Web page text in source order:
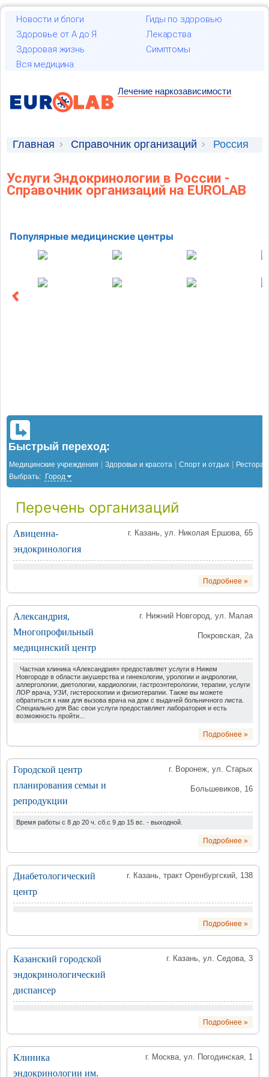
Новости и блоги
Гиды по здоровью
Здоровье от А до Я
Лекарства
Здоровая жизнь
Симптомы
Вся медицина
Лечение наркозависимости
Главная Справочник организаций Россия
Услуги Эндокринологии в России -
Справочник организаций на EUROLAB
Популярные медицинские центры
Быстрый переход:
Медицинские учреждения Здоровье и красота Спорт и отдых
Выбрать:
Город
Перечень организаций
г. Казань, ул. Николая Ершова, 65
Авиценна-
эндокринология
Подробнее »
г. Нижний Новгород, ул. Малая
Покровская, 2а
Александрия,
Многопрофильный
медицинский центр
Частная клиника «Александрия» предоставляет услуги в Нижем
Новгороде в области акушерства и гинекологии, урологии и андрологии,
аллергологии, диетологии, кардиологии, гастроэнтерологии, терапии, услуги
ЛОР врача, УЗИ, гистероскопии и физиотерапии. Также вы можете
обратиться к нам для вызова врача на дом с выдачей больничного листа.
Специально для Вас свои услуги предоставляет лаборатория и есть
возможность пройти...
Подробнее »
г. Воронеж, ул. Старых
Большевиков, 16
Городской центр
планирования семьи и
репродукции
Время работы с 8 до 20 ч. сб.с 9 до 15 вс. - выходной.
Подробнее »
г. Казань, тракт Оренбургский, 138
Диабетологический
центр
Подробнее »
г. Казань, ул. Седова, 3
Казанский городской
эндокринологический
диспансер
Подробнее »
г. Москва, ул. Погодинская, 1
Клиника
эндокринологии им.